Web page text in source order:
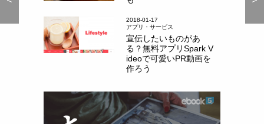
2018-01-17
アプリ・サービス
宣伝したいものがあ
る？無料アプリSpark V
ideoで可愛いPR動画を
作ろう